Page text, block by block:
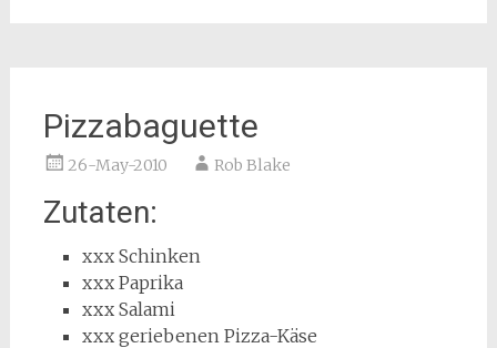
Pizzabaguette
26-May-2010 Rob Blake
Zutaten:
xxx Schinken
xxx Paprika
xxx Salami
xxx geriebenen Pizza-Käse